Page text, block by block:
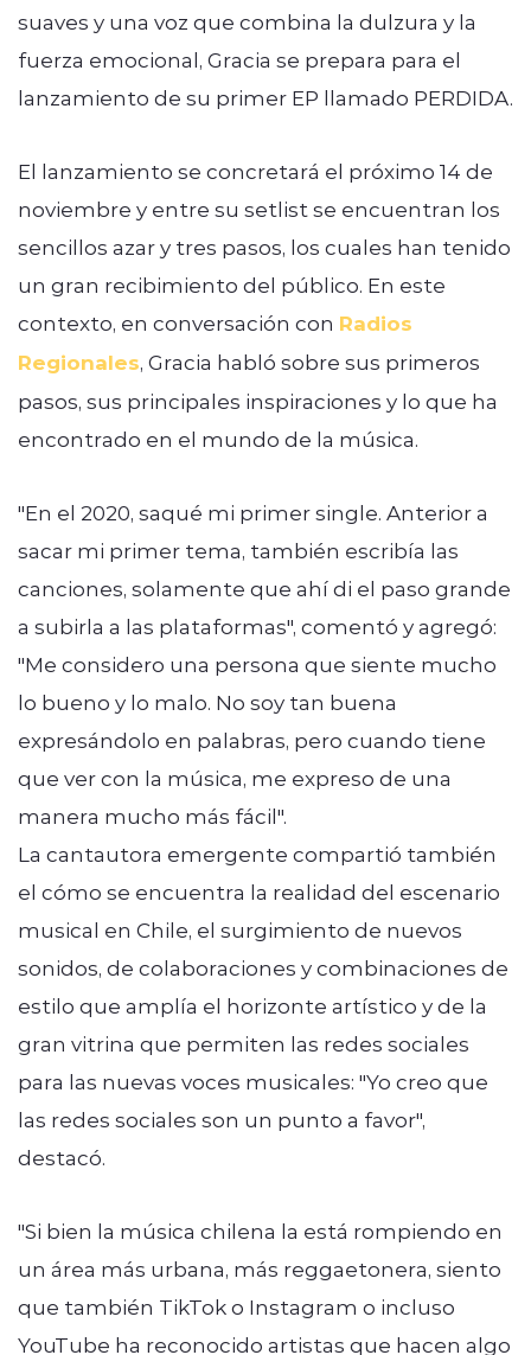
suaves y una voz que combina la dulzura y la
fuerza emocional, Gracia se prepara para el
lanzamiento de su primer EP llamado PERDIDA.
El lanzamiento se concretará el próximo 14 de
noviembre y entre su setlist se encuentran los
sencillos azar y tres pasos, los cuales han tenido
un gran recibimiento del público. En este
contexto, en conversación con Radios
Regionales, Gracia habló sobre sus primeros
pasos, sus principales inspiraciones y lo que ha
encontrado en el mundo de la música.
"En el 2020, saqué mi primer single. Anterior a
sacar mi primer tema, también escribía las
canciones, solamente que ahí di el paso grande
a subirla a las plataformas", comentó y agregó:
"Me considero una persona que siente mucho
lo bueno y lo malo. No soy tan buena
expresándolo en palabras, pero cuando tiene
que ver con la música, me expreso de una
manera mucho más fácil".
La cantautora emergente compartió también
el cómo se encuentra la realidad del escenario
musical en Chile, el surgimiento de nuevos
sonidos, de colaboraciones y combinaciones de
estilo que amplía el horizonte artístico y de la
gran vitrina que permiten las redes sociales
para las nuevas voces musicales: "Yo creo que
las redes sociales son un punto a favor",
destacó.
"Si bien la música chilena la está rompiendo en
un área más urbana, más reggaetonera, siento
que también TikTok o Instagram o incluso
YouTube ha reconocido artistas que hacen algo